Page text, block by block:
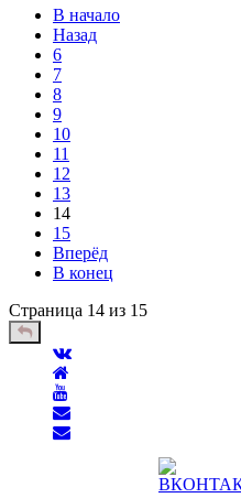
В начало
Назад
6
7
8
9
10
11
12
13
14
15
Вперёд
В конец
Страница 14 из 15